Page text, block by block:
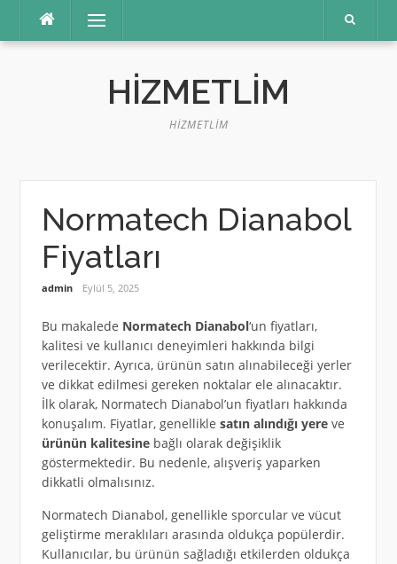
Menü
HIZMETLIM
HIZMETLIM
Normatech Dianabol
Fiyatları
admin Eylül 5, 2025
Bu makalede Normatech Dianabol‘un fiyatları,
kalitesi ve kullanıcı deneyimleri hakkında bilgi
verilecektir. Ayrıca, ürünün satın alınabileceği yerler
ve dikkat edilmesi gereken noktalar ele alınacaktır.
İlk olarak, Normatech Dianabol’un fiyatları hakkında
konuşalım. Fiyatlar, genellikle satın alındığı yereve
ürünün kalitesinebağlı olarak değişiklik
göstermektedir. Bu nedenle, alışveriş yaparken
dikkatli olmalısınız.
Normatech Dianabol, genellikle sporcular ve vücut
geliştirme meraklıları arasında oldukça popülerdir.
Kullanıcılar, bu ürünün sağladığı etkilerden oldukça